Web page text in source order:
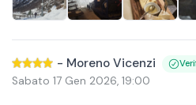
- Moreno Vicenzi
Sabato 17 Gen 2026, 19:00